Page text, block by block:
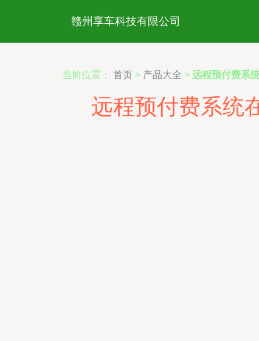
赣州享车科技有限公司
当前位置： 首页 > 产品大全 > 远程预付费系
远程预付费系统